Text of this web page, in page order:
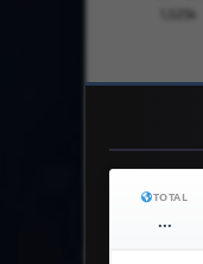
1,525k
TOTAL
...